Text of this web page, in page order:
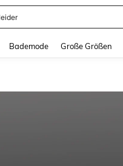
Bademode Große Größen